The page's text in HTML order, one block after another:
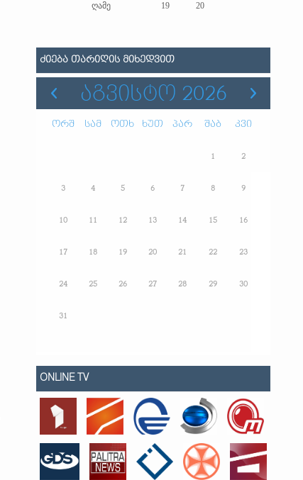
ღამე
19 20
ᲫᲘᲔᲑᲐ ᲗᲐᲠᲘᲦᲘᲡ ᲛᲘᲮᲔᲓᲕᲘᲗ
ᲐᲒᲕᲘᲡᲢᲝ 2026
ორშ სამ ოთხ ხუთ პარ შაბ კვი
1 2
3 4 5 6 7 8 9
10 11 12 13 14 15 16
17 18 19 20 21 22 23
24 25 26 27 28 29 30
31
ONLINE TV